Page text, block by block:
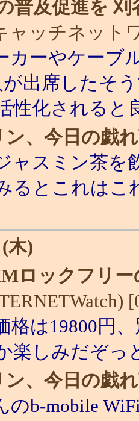
普及促進を
ャッチネット
ーやケーブ
が出席したそ
性化されると
、今日の戯
スミン茶を
るとこれはこ
木)
ロックフリ
は19800円
楽しみだぞっ
、今日の戯
b-mobile